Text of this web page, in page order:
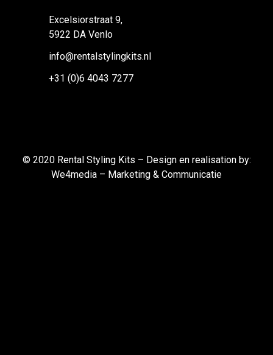
Excelsiorstraat 9,
5922 DA Venlo
info@rentalstylingkits.nl
+31 (0)6 4043 7277
© 2020 Rental Styling Kits – Design en realisation by:
We4media – Marketing & Communicatie